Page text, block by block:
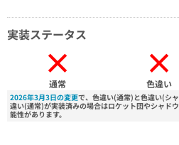
実装ステータス
×
通常
×
色違い
2026年3月3日の変更で、色違い(通常)と色違い(シ
違い(通常)が実装済みの場合はロケット団やシャド
能性があります。